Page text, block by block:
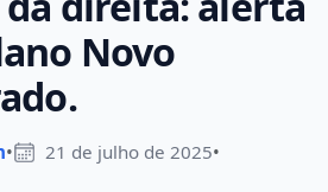
Novo
• 21 de julho de 2025•